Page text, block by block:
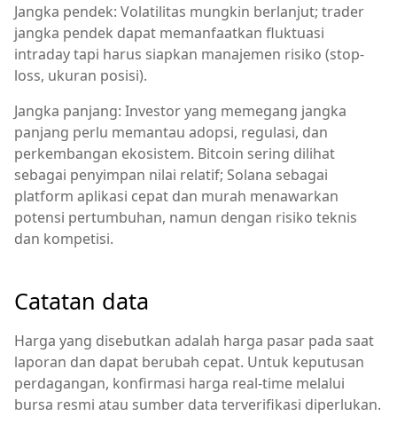
Jangka pendek: Volatilitas mungkin berlanjut; trader
jangka pendek dapat memanfaatkan fluktuasi
intraday tapi harus siapkan manajemen risiko (stop-
loss, ukuran posisi).
Jangka panjang: Investor yang memegang jangka
panjang perlu memantau adopsi, regulasi, dan
perkembangan ekosistem. Bitcoin sering dilihat
sebagai penyimpan nilai relatif; Solana sebagai
platform aplikasi cepat dan murah menawarkan
potensi pertumbuhan, namun dengan risiko teknis
dan kompetisi.
Catatan data
Harga yang disebutkan adalah harga pasar pada saat
laporan dan dapat berubah cepat. Untuk keputusan
perdagangan, konfirmasi harga real-time melalui
bursa resmi atau sumber data terverifikasi diperlukan.